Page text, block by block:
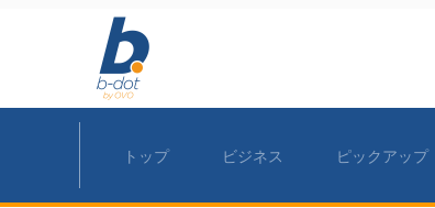
トップ ビジネス ピックアップ